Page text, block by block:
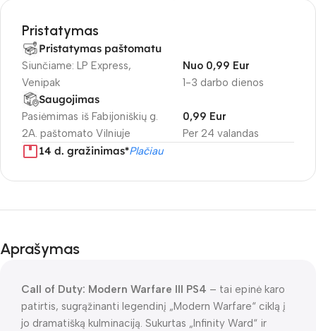
Pristatymas
Pristatymas paštomatu
Siunčiame: LP Express,
Venipak
1-3 darbo dienos
Nuo 0,99 Eur
Saugojimas
Pasiėmimas iš Fabijoniškių g.
2A. paštomato Vilniuje
Per 24 valandas
0,99 Eur
14 d. gražinimas*Plačiau
Aprašymas
Call of Duty: Modern Warfare III PS4 – tai epinė karo
patirtis, sugrąžinanti legendinį „Modern Warfare“ ciklą į
jo dramatišką kulminaciją. Sukurtas „Infinity Ward“ ir